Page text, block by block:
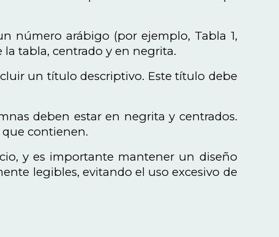
número arábigo (por ejemplo, Tabla 1,
tabla, centrado y en negrita.
un título descriptivo. Este título debe
deben estar en negrita y centrados.
que contienen.
y es importante mantener un diseño
legibles, evitando el uso excesivo de